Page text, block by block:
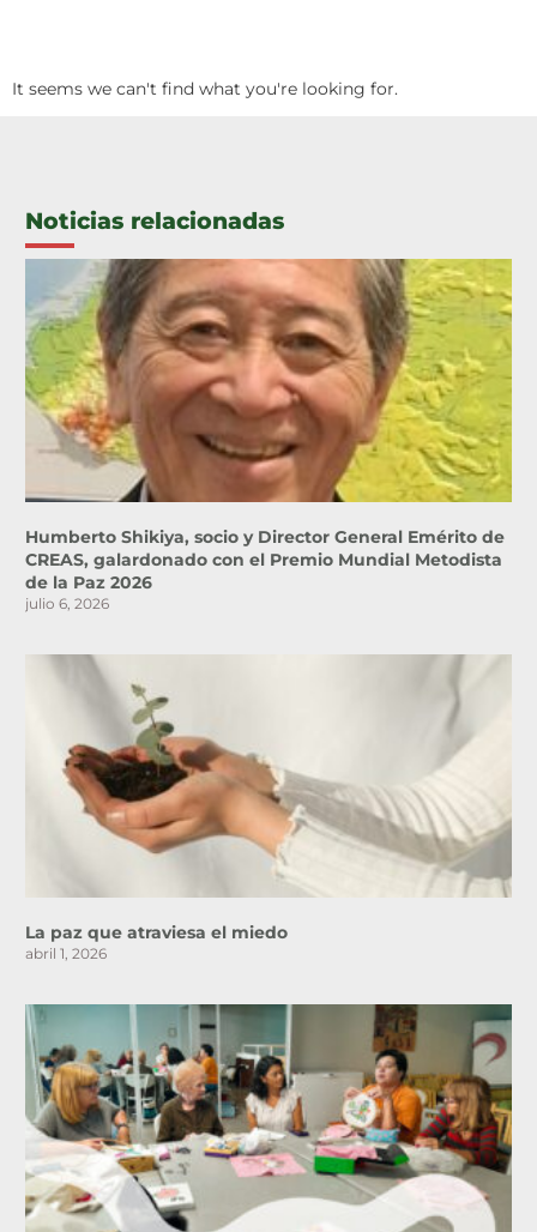
It seems we can't find what you're looking for.
Noticias relacionadas
Humberto Shikiya, socio y Director General Emérito de
CREAS, galardonado con el Premio Mundial Metodista
de la Paz 2026
julio 6, 2026
La paz que atraviesa el miedo
abril 1, 2026